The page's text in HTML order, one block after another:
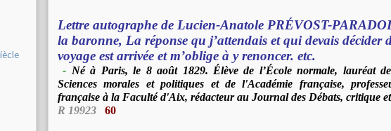
Lettre autographe de Lucien-Anatole PRÉVOST-
la baronne, La réponse qu j’attendais et qui devais décider
voyage est arrivée et m’oblige à y renoncer. etc.
- Né à Paris, le 8 août 1829. Élève de l’École normale, lauréat
Sciences morales et politiques et de l'Académie française,
française à la Faculté d'Aix, rédacteur au Journal des Débats, critique et
R 19923
60